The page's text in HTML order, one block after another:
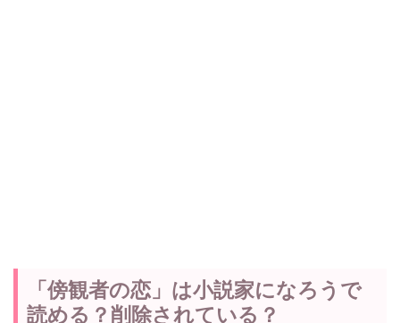
「傍観者の恋」は小説家になろうで
読める？削除されている？